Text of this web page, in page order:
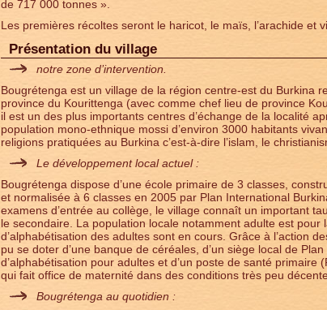
de 717 000 tonnes ».
Les premières récoltes seront le haricot, le maïs, l’arachide et
Présentation du village
notre zone d’intervention.
Bougrétenga est un village de la région centre-est du Burkina
province du Kourittenga (avec comme chef lieu de province
il est un des plus importants centres d’échange de la localité
population mono-ethnique mossi d’environ 3000 habitants
religions pratiquées au Burkina c’est-à-dire l’islam, le
Le développement local actuel :
Bougrétenga dispose d’une école primaire de 3 classes,
et normalisée à 6 classes en 2005 par Plan International
examens d’entrée au collège, le village connaît un important
le secondaire. La population locale notamment adulte est
d’alphabétisation des adultes sont en cours. Grâce à l’action
pu se doter d’une banque de céréales, d’un siège local de
d’alphabétisation pour adultes et d’un poste de santé
qui fait office de maternité dans des conditions très peu
Bougrétenga au quotidien :